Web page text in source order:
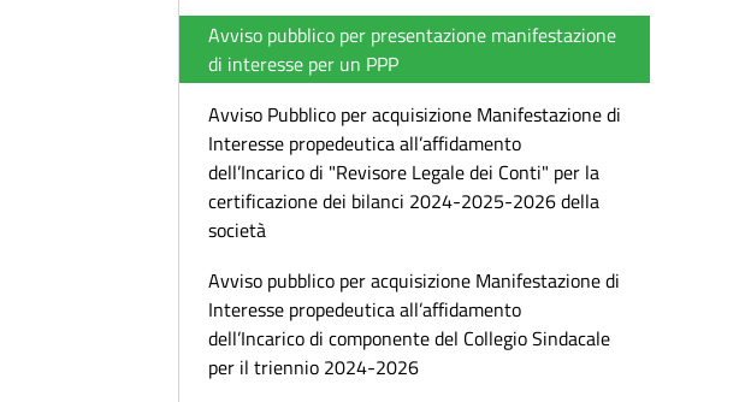
Avviso pubblico per presentazione manifestazione
di interesse per un PPP
Avviso Pubblico per acquisizione Manifestazione di
Interesse propedeutica all’affidamento
dell’Incarico di "Revisore Legale dei Conti" per la
certificazione dei bilanci 2024-2025-2026 della
società
Avviso pubblico per acquisizione Manifestazione di
Interesse propedeutica all’affidamento
dell’Incarico di componente del Collegio Sindacale
per il triennio 2024-2026